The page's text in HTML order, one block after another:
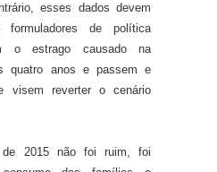
esses dados devem
de política
o estrago causado na
quatro anos e passem e
visem reverter o cenário
de 2015 não foi ruim, foi